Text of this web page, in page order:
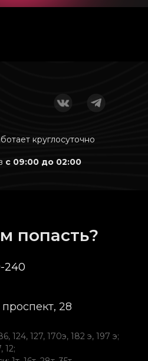
круглосуточно
с 09:00 до 02:00
попасть?
240
28
124, 127, 170э, 182 э, 197 э;
12;